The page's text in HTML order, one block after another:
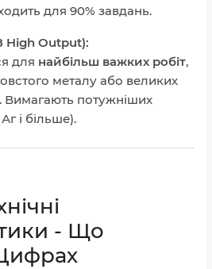
для 90% завдань.
High Output):
для найбільш важких робіт,
металу або великих
Вимагають потужніших
і більше).
- Що